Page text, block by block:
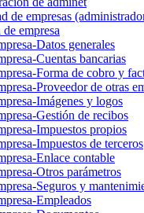
de empresas
empresa
Datos generales
Cuentas bancarias
Forma de cobro y
Proveedor de otras
Imágenes y logos
Gestión de recibos
Impuestos propios
Impuestos de terceros
Enlace contable
Otros parámetros
Seguros y
Empleados